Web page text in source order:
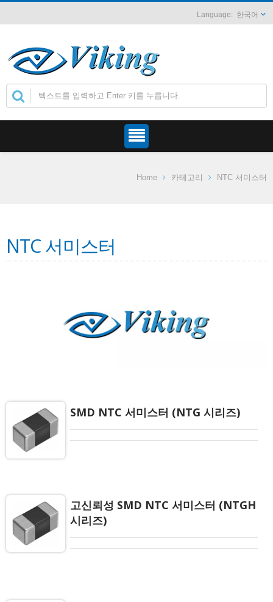
한국어
Home 카테고리 NTC 서미스터
NTC 서미스터
SMD NTC 서미스터 (NTG 시리즈)
고신뢰성 SMD NTC 서미스터 (NTGH
시리즈)